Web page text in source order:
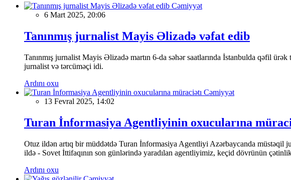
Cəmiyyət
6 Mart 2025, 20:06
Tanınmış jurnalist Mayis Əlizadə vəfat edib
Tanınmış jurnalist Mayis Əlizadə martın 6-da səhər saatlarında İstanbulda qəfil
jurnalist və tərcüməçi idi.
Ardını oxu
Cəmiyyət
13 Fevral 2025, 14:02
Turan İnformasiya Agentliyinin oxucularına
Otuz ildən artıq bir müddətdə Turan İnformasiya Agentliyi Azərbaycanda müstəqil
ildə - Sovet İttifaqının son günlərində yaradılan agentliyimiz, keçid dövrünün
Ardını oxu